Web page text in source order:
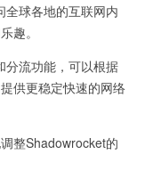
球各地的互联网内
趣。
流功能，可以根据
供更稳定快速的网络
整Shadowrocket的